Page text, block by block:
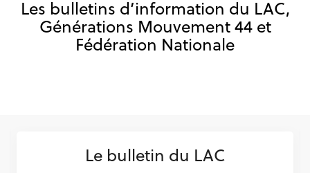
Les bulletins d’information du LAC,
Générations Mouvement 44 et
Fédération Nationale
Le bulletin du LAC